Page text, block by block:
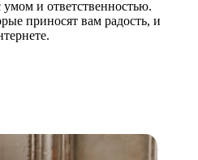
и ответственностью.
приносят вам радость, и